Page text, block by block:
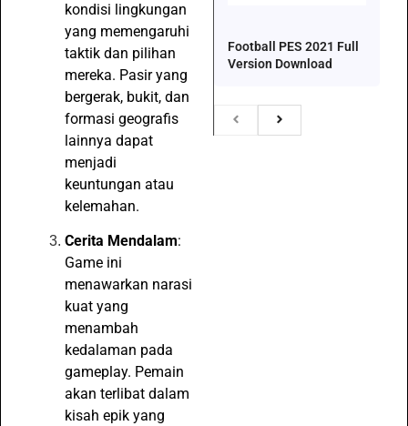
kondisi lingkungan
yang memengaruhi
taktik dan pilihan
mereka. Pasir yang
bergerak, bukit, dan
formasi geografis
lainnya dapat
menjadi
keuntungan atau
kelemahan.
Cerita Mendalam:
Game ini
menawarkan narasi
kuat yang
menambah
kedalaman pada
gameplay. Pemain
akan terlibat dalam
kisah epik yang
Football PES 2021 Full
Version Download